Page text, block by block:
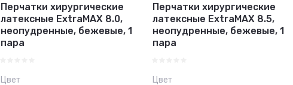
Перчатки хирургические
латексные ExtraMAX 8.0,
неопудренные, бежевые, 1
пара
Цвет
Перчатки хирургические
латексные ExtraMAX 8.5,
неопудренные, бежевые, 1
пара
Цвет